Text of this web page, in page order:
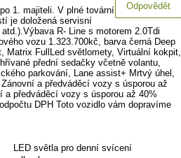
Odpovědět
1. majiteli. V plné tovární
je doložená servisní
R- Line s motorem 2.0Tdi
vozu 1.323.700kč, barva černá Deep
Matrix FullLed světlomety, Virtuální kokpit,
přední sedačky včetně volantu,
parkování, Lane assist+ Mrtvý úhel,
a předváděcí vozy s úsporou až
předváděcí vozy s úsporou až 40%
DPH Toto vozidlo vám dopravíme
LED světla pro denní svícení